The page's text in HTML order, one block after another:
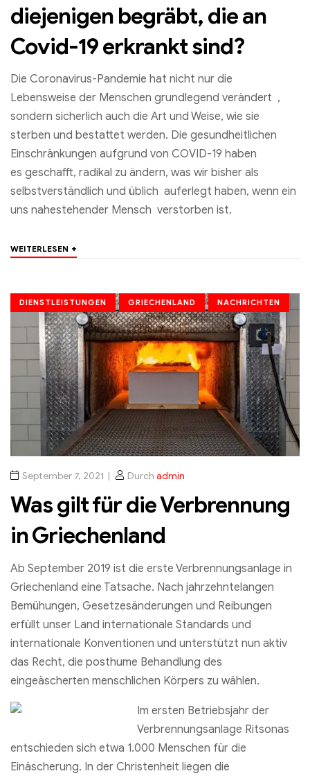
diejenigen begräbt, die an
Covid-19 erkrankt sind?
Die Coronavirus-Pandemie hat nicht nur die
Lebensweise der Menschen grundlegend verändert ,
sondern sicherlich auch die Art und Weise, wie sie
sterben und bestattet werden. Die gesundheitlichen
Einschränkungen aufgrund von COVID-19 haben
es geschafft, radikal zu ändern, was wir bisher als
selbstverständlich und üblich auferlegt haben, wenn ein
uns nahestehender Mensch verstorben ist.
WEITERLESEN +
DIENSTLEISTUNGEN GRIECHENLAND NACHRICHTEN
September 7, 2021 Durch admin
Was gilt für die Verbrennung
in Griechenland
Ab September 2019 ist die erste Verbrennungsanlage in
Griechenland eine Tatsache. Nach jahrzehntelangen
Bemühungen, Gesetzesänderungen und Reibungen
erfüllt unser Land internationale Standards und
internationale Konventionen und unterstützt nun aktiv
das Recht, die posthume Behandlung des
eingeäscherten menschlichen Körpers zu wählen.
Im ersten Betriebsjahr der
Verbrennungsanlage Ritsonas
entschieden sich etwa 1.000 Menschen für die
Einäscherung. In der Christenheit liegen die